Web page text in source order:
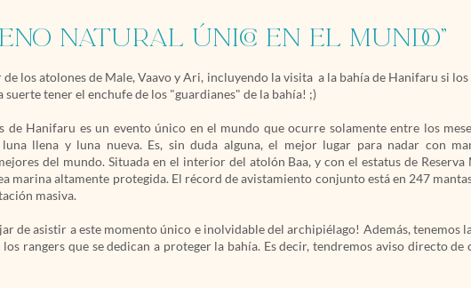
natural único en el mundo”
los atolones de Male, Vaavo y Ari, incluyendo la visita a la bahía de Hanifaru si
suerte tener el enchufe de los "guardianes" de la bahía! ;)
de Hanifaru es un evento único en el mundo que ocurre solamente entre los
llena y luna nueva. Es, sin duda alguna, el mejor lugar para nadar con
del mundo. Situada en el interior del atolón Baa, y con el estatus de
marina altamente protegida. El récord de avistamiento conjunto está en 247
masiva.
de asistir a este momento único e inolvidable del archipiélago! Además, tenemos
rangers que se dedican a proteger la bahía. Es decir, tendremos aviso directo de